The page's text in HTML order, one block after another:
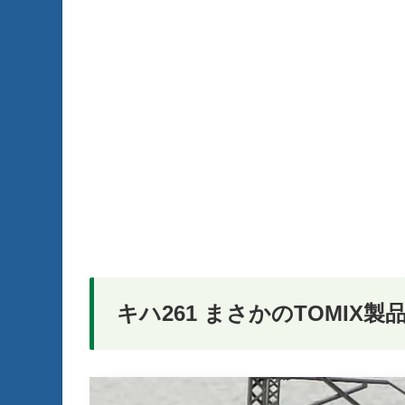
キハ261 まさかのTOMIX製